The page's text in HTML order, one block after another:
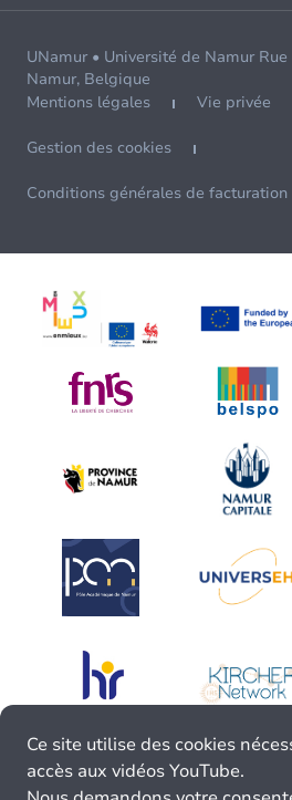
UNamur • Université de Namur
Namur, Belgique
Mentions légales
Vie privée
Gestion des cookies
Conditions générales de facturation
Ce site utilise des cookies
accès aux vidéos YouTube.